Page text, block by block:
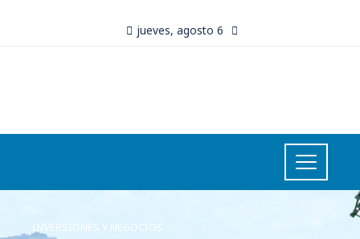
jueves, agosto 6
INVERSIONES Y NEGOCIOS